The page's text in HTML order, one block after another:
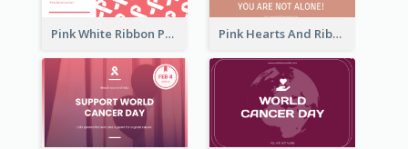
Pink White Ribbon Patterns World Cancer Day Greeting Card Pink Hearts And Ribbon Patterns World Cancer Day Greeting Card